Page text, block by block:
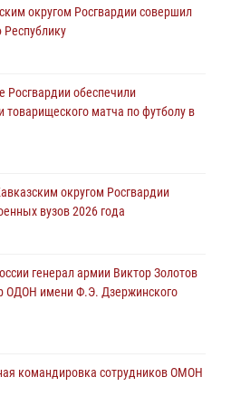
школы
в Калуге
продолжаются мероприятия
навыки тактической
округом Росгвардии совершил
Росгвардии обеспечили
товарищеского матча по футболу в
округом Росгвардии
вузов 2026 года
генерал армии Виктор Золотов
ОДОН имени Ф.Э. Дзержинского
командировка сотрудников ОМОН